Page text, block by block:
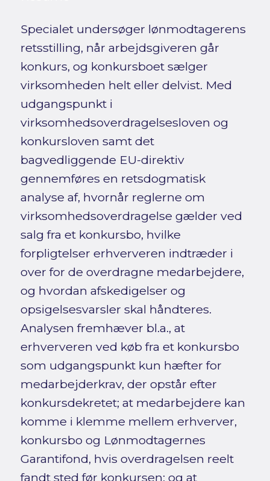
Specialet undersøger lønmodtagerens
retsstilling, når arbejdsgiveren går
konkurs, og konkursboet sælger
virksomheden helt eller delvist. Med
udgangspunkt i
virksomhedsoverdragelsesloven og
konkursloven samt det
bagvedliggende EU-direktiv
gennemføres en retsdogmatisk
analyse af, hvornår reglerne om
virksomhedsoverdragelse gælder ved
salg fra et konkursbo, hvilke
forpligtelser erhververen indtræder i
over for de overdragne medarbejdere,
og hvordan afskedigelser og
opsigelsesvarsler skal håndteres.
Analysen fremhæver bl.a., at
erhververen ved køb fra et konkursbo
som udgangspunkt kun hæfter for
medarbejderkrav, der opstår efter
konkursdekretet; at medarbejdere kan
komme i klemme mellem erhverver,
konkursbo og Lønmodtagernes
Garantifond, hvis overdragelsen reelt
fandt sted før konkursen; og at